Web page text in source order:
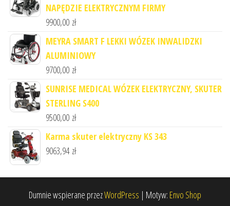
NAPĘDZIE ELEKTRYCZNYM FIRMY
9900,00 zł
MEYRA SMART F LEKKI WÓZEK INWALIDZKI
ALUMINIOWY
9700,00 zł
SUNRISE MEDICAL WÓZEK ELEKTRYCZNY, SKUTER
STERLING S400
9500,00 zł
Karma skuter elektryczny KS 343
9063,94 zł
Dumnie wspierane przezWordPress | Motyw: Envo Shop